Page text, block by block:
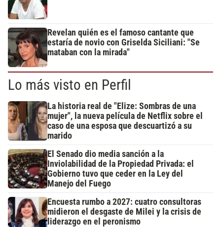
Revelan quién es el famoso cantante que
estaría de novio con Griselda Siciliani: "Se
mataban con la mirada"
Lo más visto en Perfil
La historia real de "Elize: Sombras de una
mujer", la nueva película de Netflix sobre el
caso de una esposa que descuartizó a su
marido
El Senado dio media sanción a la
Inviolabilidad de la Propiedad Privada: el
Gobierno tuvo que ceder en la Ley del
Manejo del Fuego
Encuesta rumbo a 2027: cuatro consultoras
midieron el desgaste de Milei y la crisis de
liderazgo en el peronismo